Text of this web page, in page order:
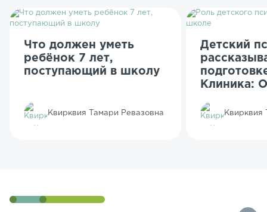
Что должен уметь
ребёнок 7 лет,
поступающий в школу
Квирквия Тамари Ревазовна
Детский
Клиника:
Квирквия